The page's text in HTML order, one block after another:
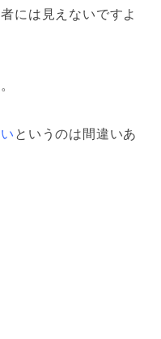
には見えないですよ
というのは間違いあ